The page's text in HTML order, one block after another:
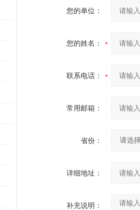
您的单位：
您的姓名：
联系电话：
常用邮箱：
省份：
详细地址：
补充说明：